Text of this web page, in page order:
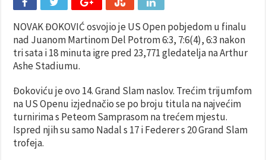
NOVAK ĐOKOVIĆ osvojio je US Open pobjedom u finalu
nad Juanom Martinom Del Potrom 6:3, 7:6(4), 6:3 nakon
tri sata i 18 minuta igre pred 23,771 gledatelja na Arthur
Ashe Stadiumu.
Đokoviću je ovo 14. Grand Slam naslov. Trećim trijumfom
na US Openu izjednačio se po broju titula na najvećim
turnirima s Peteom Samprasom na trećem mjestu.
Ispred njih su samo Nadal s 17 i Federer s 20 Grand Slam
trofeja.